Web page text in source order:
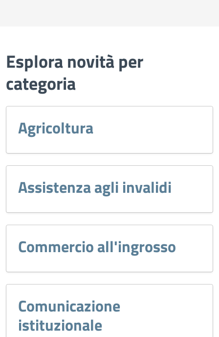
Esplora novità per
categoria
Agricoltura
Assistenza agli invalidi
Commercio all'ingrosso
Comunicazione
istituzionale